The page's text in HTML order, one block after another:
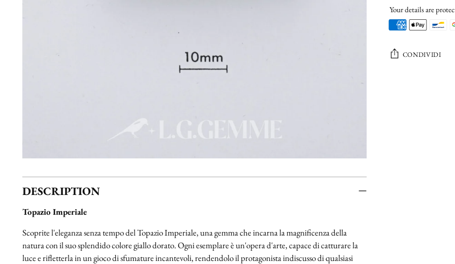
DESCRIPTION
Topazio Imperiale
Scoprite l'eleganza senza tempo del Topazio Imperiale, una gemma che incarna la magnificenza della
natura con il suo splendido colore giallo dorato. Ogni esemplare è un'opera d'arte, capace di catturare la
luce e rifletterla in un gioco di sfumature incantevoli, rendendolo il protagonista indiscusso di qualsiasi
Your details are
CONDIVIDI